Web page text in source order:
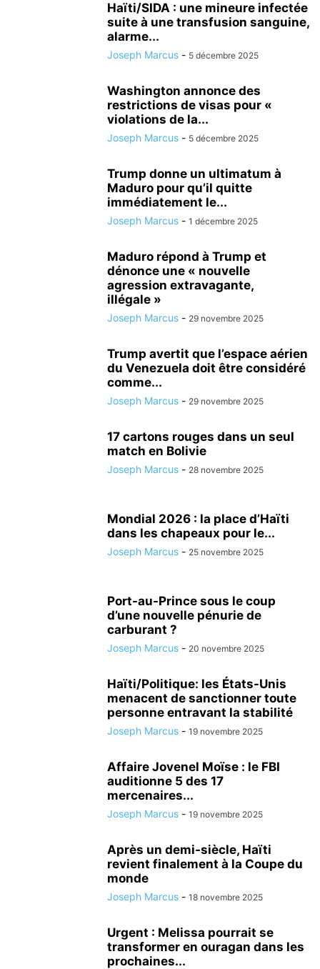
Haïti/SIDA : une mineure infectée
suite à une transfusion sanguine,
alarme...
Joseph Marcus - 5 décembre 2025
Washington annonce des
restrictions de visas pour «
violations de la...
Joseph Marcus - 5 décembre 2025
Trump donne un ultimatum à
Maduro pour qu’il quitte
immédiatement le...
Joseph Marcus - 1 décembre 2025
Maduro répond à Trump et
dénonce une « nouvelle
agression extravagante,
illégale »
Joseph Marcus - 29 novembre 2025
Trump avertit que l’espace aérien
du Venezuela doit être considéré
comme...
Joseph Marcus - 29 novembre 2025
17 cartons rouges dans un seul
match en Bolivie
Joseph Marcus - 28 novembre 2025
Mondial 2026 : la place d’Haïti
dans les chapeaux pour le...
Joseph Marcus - 25 novembre 2025
Port-au-Prince sous le coup
d’une nouvelle pénurie de
carburant ?
Joseph Marcus - 20 novembre 2025
Haïti/Politique: les États-Unis
menacent de sanctionner toute
personne entravant la stabilité
Joseph Marcus - 19 novembre 2025
Affaire Jovenel Moïse : le FBI
auditionne 5 des 17
mercenaires...
Joseph Marcus - 19 novembre 2025
Après un demi-siècle, Haïti
revient finalement à la Coupe du
monde
Joseph Marcus - 18 novembre 2025
Urgent : Melissa pourrait se
transformer en ouragan dans les
prochaines...